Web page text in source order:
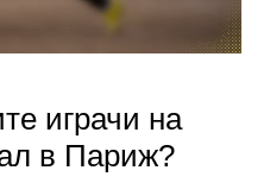
играчи на
в Париж?